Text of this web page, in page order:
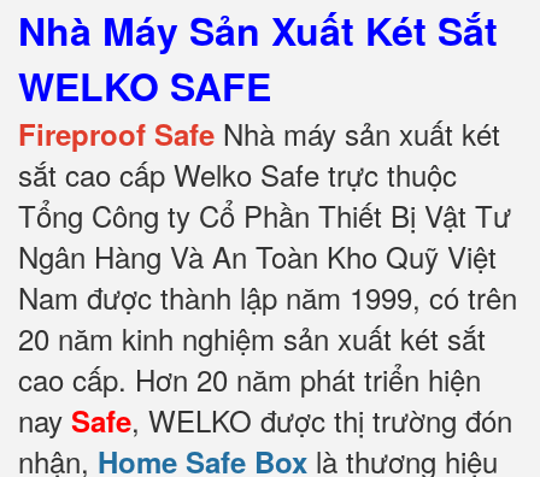
Nhà Máy Sản Xuất Két Sắt
WELKO SAFE
Fireproof Safe Nhà máy sản xuất két
sắt cao cấp Welko Safe trực thuộc
Tổng Công ty Cổ Phần Thiết Bị Vật Tư
Ngân Hàng Và An Toàn Kho Quỹ Việt
Nam được thành lập năm 1999, có trên
20 năm kinh nghiệm sản xuất két sắt
cao cấp. Hơn 20 năm phát triển hiện
nay Safe, WELKO được thị trường đón
nhận, Home Safe Box là thương hiệu